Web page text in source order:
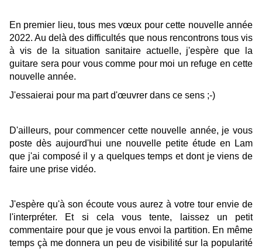
En premier lieu, tous mes vœux pour cette nouvelle année
2022. Au delà des difficultés que nous rencontrons tous vis
à vis de la situation sanitaire actuelle, j'espère que la
guitare sera pour vous comme pour moi un refuge en cette
nouvelle année.
J'essaierai pour ma part d'œuvrer dans ce sens ;-)
D'ailleurs, pour commencer cette nouvelle année, je vous
poste dès aujourd'hui une nouvelle petite étude en Lam
que j'ai composé il y a quelques temps et dont je viens de
faire une prise vidéo.
J'espère qu'à son écoute vous aurez à votre tour envie de
l'interpréter. Et si cela vous tente, laissez un petit
commentaire pour que je vous envoi la partition. En même
temps çà me donnera un peu de visibilité sur la popularité